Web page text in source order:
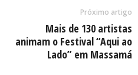
Próximo artigo
Mais de 130 artistas
animam o Festival “Aqui ao
Lado” em Massamá